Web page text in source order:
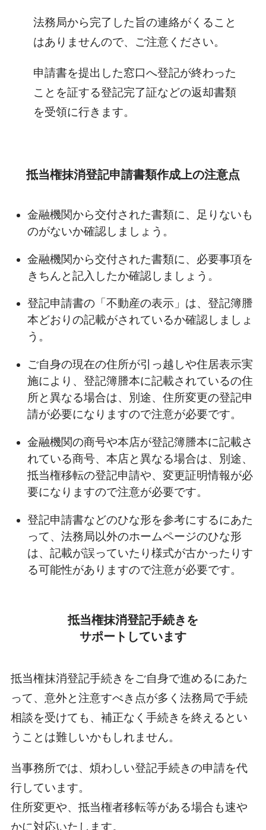
法務局から完了した旨の連絡がくること
はありませんので、ご注意ください。
申請書を提出した窓口へ登記が終わった
ことを証する登記完了証などの返却書類
を受領に行きます。
抵当権抹消登記申請書類作成上の注意点
金融機関から交付された書類に、足りないも
のがないか確認しましょう。
金融機関から交付された書類に、必要事項を
きちんと記入したか確認しましょう。
登記申請書の「不動産の表示」は、登記簿謄
本どおりの記載がされているか確認しましょ
う。
ご自身の現在の住所が引っ越しや住居表示実
施により、登記簿謄本に記載されているの住
所と異なる場合は、別途、住所変更の登記申
請が必要になりますので注意が必要です。
金融機関の商号や本店が登記簿謄本に記載さ
れている商号、本店と異なる場合は、別途、
抵当権移転の登記申請や、変更証明情報が必
要になりますので注意が必要です。
登記申請書などのひな形を参考にするにあた
って、法務局以外のホームページのひな形
は、記載が誤っていたり様式が古かったりす
る可能性がありますので注意が必要です。
抵当権抹消登記手続きを
サポートしています
抵当権抹消登記手続きをご自身で進めるにあた
って、意外と注意すべき点が多く法務局で手続
相談を受けても、補正なく手続きを終えるとい
うことは難しいかもしれません。
当事務所では、煩わしい登記手続きの申請を代
行しています。
住所変更や、抵当権者移転等がある場合も速や
かに対応いたします。